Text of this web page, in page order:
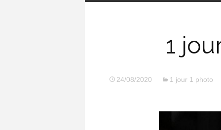
1
24/08/2020 1 jour 1 photo